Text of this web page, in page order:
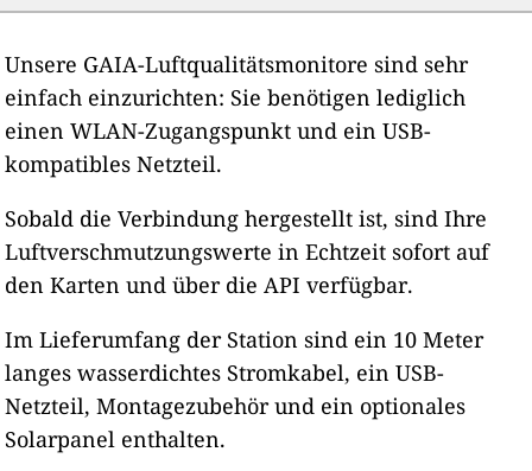
Unsere GAIA-Luftqualitätsmonitore sind sehr
einfach einzurichten: Sie benötigen lediglich
einen WLAN-Zugangspunkt und ein USB-
kompatibles Netzteil.
Sobald die Verbindung hergestellt ist, sind Ihre
Luftverschmutzungswerte in Echtzeit sofort auf
den Karten und über die API verfügbar.
Im Lieferumfang der Station sind ein 10 Meter
langes wasserdichtes Stromkabel, ein USB-
Netzteil, Montagezubehör und ein optionales
Solarpanel enthalten.